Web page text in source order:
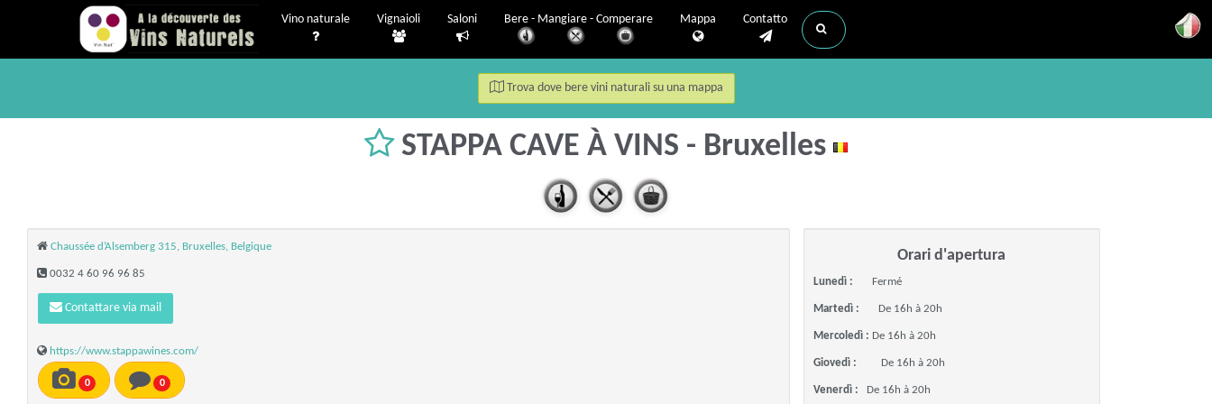
Vino naturale Vignaioli Saloni Bere - Mangiare - Comperare Mappa Contatto
Trova dove bere vini naturali su una mappa
STAPPA CAVE À VINS - Bruxelles
Chaussée d’Alsemberg 315, Bruxelles, Belgique
0032 4 60 96 96 85
Contattare via mail
https://www.stappawines.com/
0 0
Orari d'apertura
Lunedì : Fermé
Martedì : De 16h à 20h
Mercoledì : De 16h à 20h
Giovedì : De 16h à 20h
Venerdì : De 16h à 20h